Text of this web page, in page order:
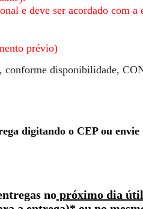
e deve ser acordado com a
prévio)
conforme disponibilidade,
digitando o CEP ou
nopróximo dia